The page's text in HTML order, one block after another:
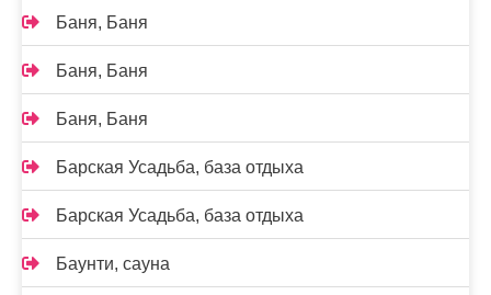
Баня, Баня
Баня, Баня
Баня, Баня
Барская Усадьба, база отдыха
Барская Усадьба, база отдыха
Баунти, сауна